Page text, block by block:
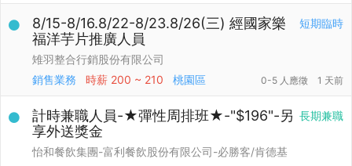
短期臨時
8/15-8/16.8/22-8/23.8/26(三) 經國家樂
福洋芋片推廣人員
雉羽整合行銷股份有限公司
銷售業務
時薪 200 ~ 210 桃園區 0-5 人應徵 1 天前
長期兼職
計時兼職人員-★彈性周排班★-"$196"-另
享外送獎金
怡和餐飲集團-富利餐飲股份有限公司-必勝客/肯德基